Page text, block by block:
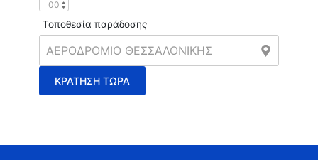
Τοποθεσία παράδοσης